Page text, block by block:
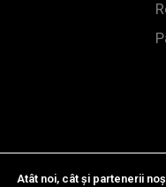
Atât noi, cât și partenerii